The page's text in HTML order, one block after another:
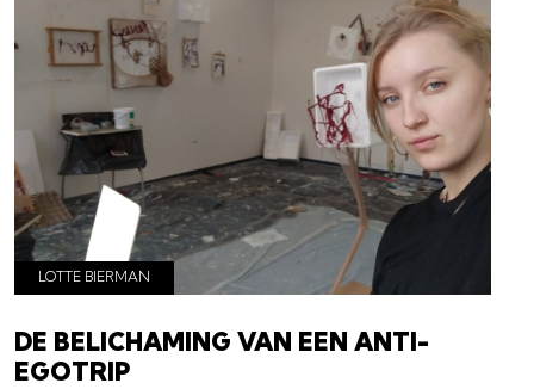
LOTTE BIERMAN
DE BELICHAMING VAN EEN ANTI-
EGOTRIP